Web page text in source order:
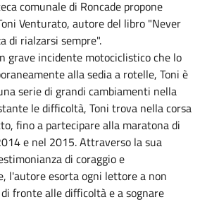
comunale di Roncade propone
Venturato, autore del libro "Never
di rialzarsi sempre".
grave incidente motociclistico che lo
alla sedia a rotelle, Toni è
serie di grandi cambiamenti nella
le difficoltà, Toni trova nella corsa
fino a partecipare alla maratona di
e nel 2015. Attraverso la sua
di coraggio e
l'autore esorta ogni lettore a non
fronte alle difficoltà e a sognare